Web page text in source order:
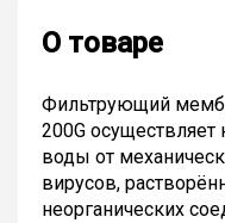
О товаре
Фильтрующий
200G
воды от
вирусов,
неорганических